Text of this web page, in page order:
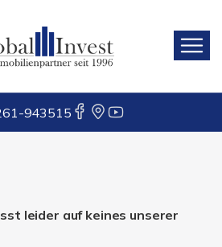
943515
leider auf keines unserer